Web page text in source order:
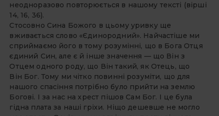
неодноразово повторюється в нашому тексті (вір­ші
14, 16, 36).
Стосовно Сина Божого в цьому уривку ще
вживається слово «Єдинородний». Найчастіше ми
сприймаємо його в тому розумінні, що в Бога Отця
єдиний Син, але є й інше значення — що Він з
Отцем одного роду, що Він такий, як Отець, що
Він Бог. Тому ми чітко повинні розуміти, що для
нашого спасіння потрібно було прийти на землю
Богові. І за нас на хрест пішов Сам Бог. І це була
гідна плата за наші гріхи. Ніщо дешевше не могло